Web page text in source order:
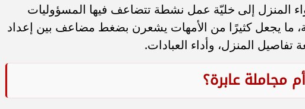
المنزل إلى خليّة عمل نشطة تتضاعف فيها المسؤوليات
ما يجعل كثيرًا من الأمهات يشعرن بضغط مضاعف بين إعداد
تفاصيل المنزل، وأداء العبادات.
مجاملة عابرة؟
الصحة تحذر من الإفراط في
طريقة عمل الملبن بعين الجمل في البيت..